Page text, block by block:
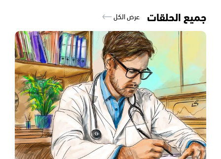
جميع الحلقات عرض الكل